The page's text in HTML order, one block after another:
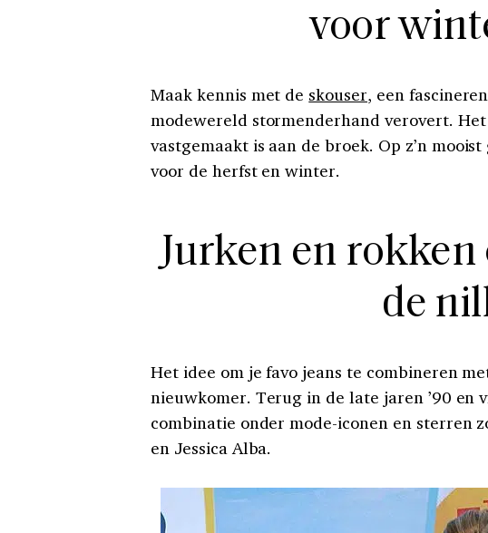
voor
Maak kennis met de skouser, een
modewereld stormenderhand verovert.
vastgemaakt is aan de broek. Op z’n
voor de herfst en winter.
Jurken en
de
Het idee om je favo jeans te combineren
nieuwkomer. Terug in de late jaren ’90 en
combinatie onder mode-iconen en sterren
en Jessica Alba.